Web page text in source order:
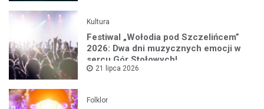
Kultura
Festiwal „Wołodia pod Szczelińcem”
2026: Dwa dni muzycznych emocji w
sercu Gór Stołowych!
21 lipca 2026
Folklor